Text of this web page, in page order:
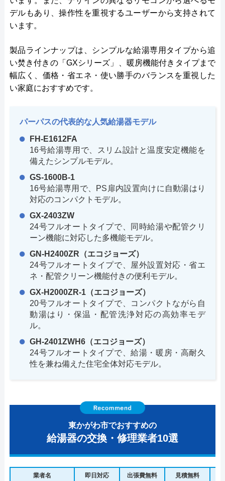
デルもあり、操作性を重視するユーザーから支持されて
います。
製品ラインナップは、シンプルな給湯専用タイプから追
い焚き付きの「GXシリーズ」、暖房機能付きタイプまで
幅広く、価格・省エネ・使い勝手のバランスを重視した
い家庭におすすめです。
パーパスの代表的な人気給湯器モデル
FH-E1612FA
16号給湯専用で、スリム設計と温度安定機能を
備えたシンプルモデル。
GS-1600B-1
16号給湯専用で、PS扉内設置向けに自動湯はり
対応のコンパクトモデル。
GX-2403ZW
24号フルオートタイプで、同時給湯や配管クリ
ーン機能に対応した多機能モデル。
GN-H2400ZR（エコジョーズ）
24号フルオートタイプで、屋外設置対応・省エ
ネ・配管クリーン機能付きの便利モデル。
GX-H2000ZR-1（エコジョーズ）
20号フルオートタイプで、コンパクトながら自
動湯はり・保温・配管洗浄対応の高効率モデ
ル。
GH-2401ZWH6（エコジョーズ）
24号フルオートタイプで、給湯・暖房・高耐久
性を兼ね備えた住宅全体対応モデル。
東かがわ市でおすすめの
給湯器の交換・修理業者10選
業者名 即日対応 出張費無料 見積無料